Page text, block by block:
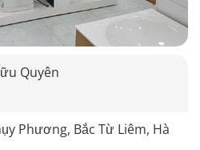
Quyên
Phương, Bắc Từ Liêm, Hà